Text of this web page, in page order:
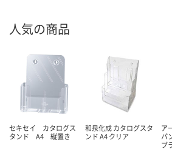
人気の商品
セキセイ カタログス
タンド A4 縦置き
和泉化成 カタログスタ
ンド A4 クリア
ア
パ
ブ